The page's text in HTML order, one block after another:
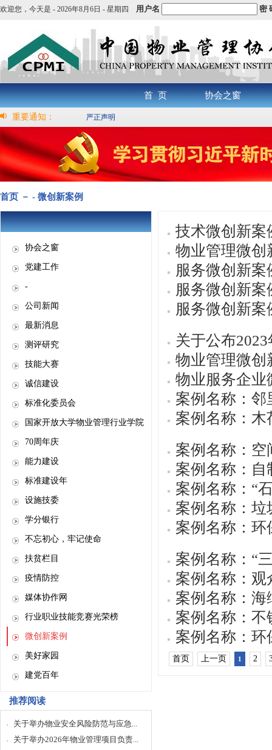
欢迎您， 今天是 - 2026年8月6日 - 星期四 用户名 密
首 页 协会之窗
重要通知： 严正声明
首页 － - 微创新案例
协会之窗
党建工作
-
公司新闻
最新消息
测评研究
技能大赛
诚信建设
标准化委员会
国家开放大学物业管理行业学院
70周年庆
能力建设
标准建设年
设施技委
学分银行
不忘初心，牢记使命
扶贫栏目
疫情防控
媒体协作网
行业职业技能竞赛光荣榜
微创新案例
美好家园
建党百年
推荐阅读
关于举办物业安全风险防范与应急...
关于举办2026年物业管理项目负责...
技术微创新案
物业管理微
服务微创新
服务微创新
服务微创新
关于公布
物业管理微创
物业服务企业
案例名称：邻
案例名称：
案例名称：空
案例名称：自
案例名称：“
案例名称：
案例名称：环
案例名称：“
案例名称：观
案例名称：海
案例名称：不
案例名称：环
首页 上一页 1 2